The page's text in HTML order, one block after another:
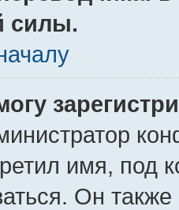
силы.
имя, под
Он